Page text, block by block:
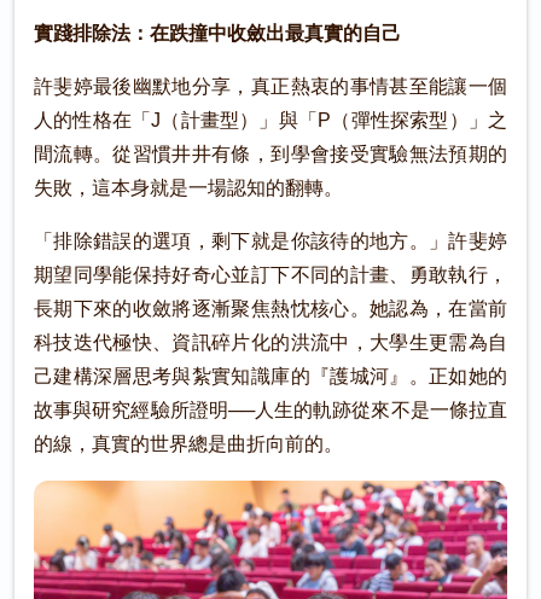
實踐排除法：在跌撞中收斂出最真實的自己
許斐婷最後幽默地分享，真正熱衷的事情甚至能讓一個
人的性格在「J（計畫型）」與「P（彈性探索型）」之
間流轉。從習慣井井有條，到學會接受實驗無法預期的
失敗，這本身就是一場認知的翻轉。
「排除錯誤的選項，剩下就是你該待的地方。」許斐婷
期望同學能保持好奇心並訂下不同的計畫、勇敢執行，
長期下來的收斂將逐漸聚焦熱忱核心。她認為，在當前
科技迭代極快、資訊碎片化的洪流中，大學生更需為自
己建構深層思考與紮實知識庫的『護城河』。正如她的
故事與研究經驗所證明──人生的軌跡從來不是一條拉直
的線，真實的世界總是曲折向前的。